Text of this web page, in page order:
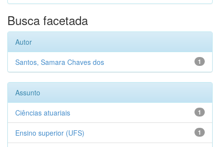
Busca facetada
Autor
1
Santos, Samara Chaves dos
Assunto
1
Ciências atuariais
1
Ensino superior (UFS)